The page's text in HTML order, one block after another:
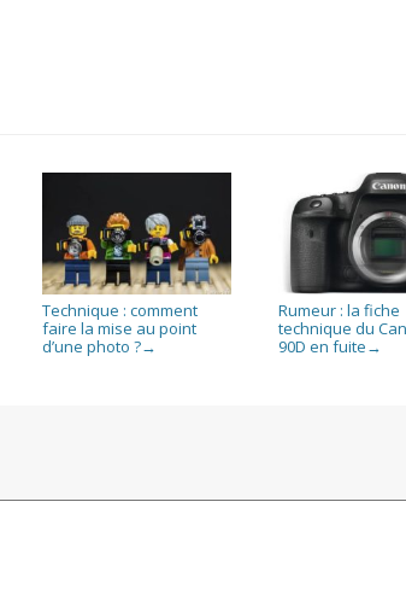
Technique : comment
faire la mise au point
d’une photo ?→
Rumeur : la fiche
technique du
90D en fuite →